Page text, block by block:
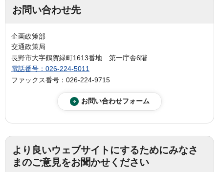
お問い合わせ先
企画政策部
交通政策局
長野市大字鶴賀緑町1613番地 第一庁舎6階
電話番号：026-224-5011
ファックス番号：026-224-9715
より良いウェブサイトにするためにみなさ
まのご意見をお聞かせください